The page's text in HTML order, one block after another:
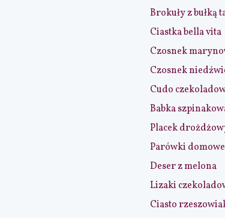
Brokuły z bułką
Ciastka bella vita
Czosnek
Czosnek
Cudo
Babka
Placek
Parówki domowe
Deser z melona
Lizaki
Ciasto